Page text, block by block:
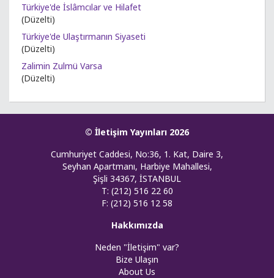
Türkiye'de İslâmcılar ve Hilafet
(Düzelti)
Türkiye'de Ulaştırmanın Siyaseti
(Düzelti)
Zalimin Zulmü Varsa
(Düzelti)
© İletişim Yayınları 2026
Cumhuriyet Caddesi, No:36, 1. Kat, Daire 3,
Seyhan Apartmanı, Harbiye Mahallesi,
Şişli 34367, İSTANBUL
T: (212) 516 22 60
F: (212) 516 12 58
Hakkımızda
Neden "İletişim" var?
Bize Ulaşın
About Us